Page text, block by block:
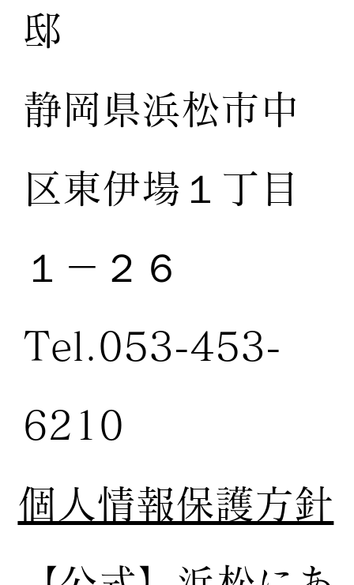
邸
静岡県浜松市中
区東伊場１丁目
１－２６
Tel.053-453-
6210
個人情報保護方針